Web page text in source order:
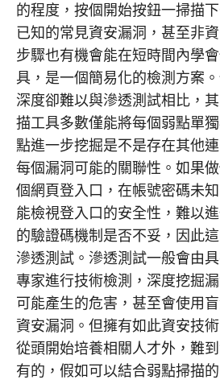
的程度，按個開始按鈕一掃描
已知的常見資安漏洞，甚至非
步驟也有機會能在短時間內學
具，是一個簡易化的檢測方案
深度卻難以與滲透測試相比，
描工具多數僅能將每個弱點單
點進一步挖掘是不是存在其他
每個漏洞可能的關聯性。如果
個網頁登入口，在帳號密碼未
能檢視登入口的安全性，難以
的驗證碼機制是否不妥，因此
滲透測試。滲透測試一般會由
專家進行技術檢測，深度挖掘
可能產生的危害，甚至會使用
資安漏洞。但擁有如此資安技
從頭開始培養相關人才外，難
有的，假如可以結合弱點掃描